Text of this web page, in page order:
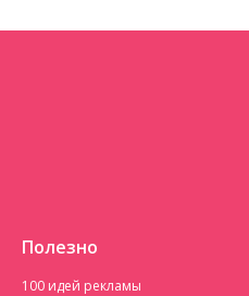
Полезно
100 идей рекламы